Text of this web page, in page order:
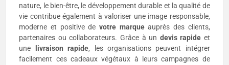
nature, le bien-être, le développement durable et la qualité de
vie contribue également à valoriser une image responsable,
moderne et positive de votre marqueauprès des clients,
partenaires ou collaborateurs. Grâce à un devis rapide et
une
livraison rapide, les organisations peuvent intégrer
facilement ces cadeaux végétaux à leurs campagnes de